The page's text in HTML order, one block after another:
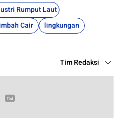
Rumput Laut
Cair
lingkungan
Tim Redaksi